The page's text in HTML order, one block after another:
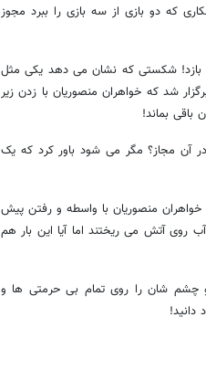
که دو بازی از سه بازی را ببرد مجوز
به دیانا رحیمی با نتیجه 8 بر دو و 9 بر سه می بازد! شکستی که نشان می دهد یکی مثل
شد که خواهران منصوریان با زدن زیر
باقی بماند!
آن مجاز؟ مگر می شود باور کرد که یک
منصوریان با واسطه و رفتن پیش
روی آتش می ریختند اما آیا این بار هم
و چشم شان را روی تمام بی حرمتی ها و
دانید!